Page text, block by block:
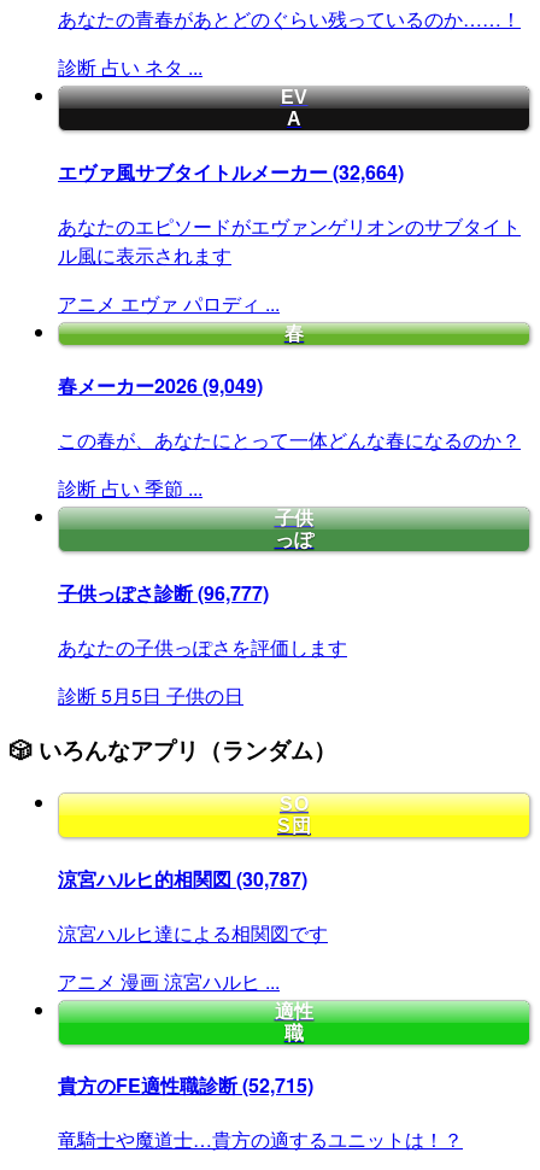
あなたの青春があとどのぐらい残っているのか……！
診断 占い ネタ ...
EV
A
エヴァ風サブタイトルメーカー(32,664)
あなたのエピソードがエヴァンゲリオンのサブタイト
ル風に表示されます
アニメ エヴァ パロディ ...
春
春メーカー2026(9,049)
この春が、あなたにとって一体どんな春になるのか？
診断 占い 季節 ...
子供
っぽ
子供っぽさ診断(96,777)
あなたの子供っぽさを評価します
診断5月5日 子供の日
🎲 いろんなアプリ（ランダム）
SO
S団
涼宮ハルヒ的相関図 (30,787)
涼宮ハルヒ達による相関図です
アニメ 漫画涼宮ハルヒ ...
適性
職
貴方のFE適性職診断(52,715)
竜騎士や魔道士…貴方の適するユニットは！？